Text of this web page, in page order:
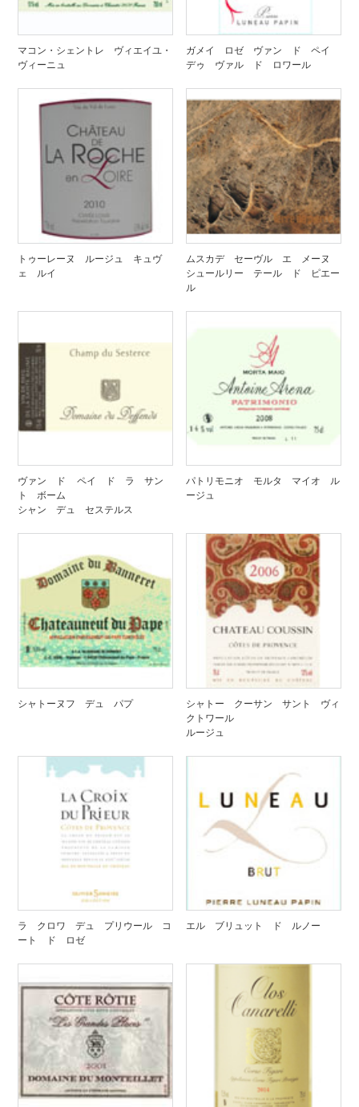
マコン・シェントレ ヴィエイユ・
ヴィーニュ
ガメイ ロゼ ヴァン ド ペイ
デゥ ヴァル ド ロワール
トゥーレーヌ ルージュ キュヴ
ェ ルイ
ムスカデ セーヴル エ メーヌ
シュールリー テール ド ピエー
ル
ヴァン ド ペイ ド ラ サン
ト ボーム
シャン デュ セステルス
パトリモニオ モルタ マイオ ル
ージュ
シャトーヌフ デュ パプ
シャトー クーサン サント ヴィ
クトワール
ルージュ
ラ クロワ デュ プリウール コ
ート ド ロゼ
エル ブリュット ド ルノー